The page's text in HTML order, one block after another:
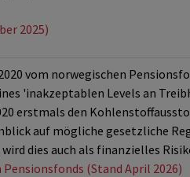
2025)
vom norwegischen
'inakzeptablen Levels an
erstmals den
auf mögliche gesetzliche
dies auch als finanzielles
(Stand April 2026)